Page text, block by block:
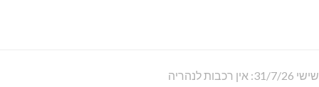
שישי 31/7/26: אין רכבות לנהריה